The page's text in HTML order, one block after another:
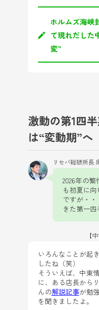
ホルムズ海峡
て現れだした
変”
激動の第1四
は“変動期”へ
リセバ総研所長
2026年の
も初夏に
ですが・
きた第一四
【
いろんなことが起
したね（笑）
そういえば、中東
に、ある店長から
んの解説記事が勉
を聞きましたよ。